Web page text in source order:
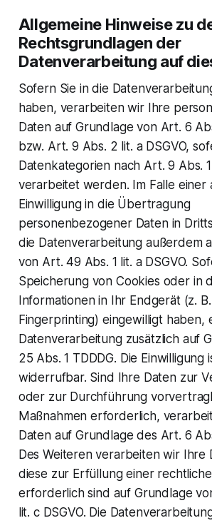
Allgemeine Hinweise zu
Rechtsgrundlagen der
Datenverarbeitung auf
Sofern Sie in die
haben, verarbeiten wir Ihre
Daten auf Grundlage von Art. 6
bzw. Art. 9 Abs. 2 lit. a DSGVO,
Datenkategorien nach Art. 9 Abs. 1
verarbeitet werden. Im Falle einer
Einwilligung in die Übertragung
personenbezogener Daten in
die Datenverarbeitung außerdem
von Art. 49 Abs. 1 lit. a DSGVO.
Speicherung von Cookies oder in
Informationen in Ihr Endgerät (z.
Fingerprinting) eingewilligt haben,
Datenverarbeitung zusätzlich auf
25 Abs. 1 TDDDG. Die Einwilligung
widerrufbar. Sind Ihre Daten zur
oder zur Durchführung
Maßnahmen erforderlich,
Daten auf Grundlage des Art. 6
Des Weiteren verarbeiten wir Ihre
diese zur Erfüllung einer
erforderlich sind auf Grundlage
lit. c DSGVO. Die